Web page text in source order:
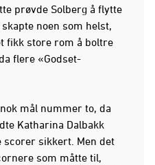
prøvde Solberg å flytte
noen som helst,
fikk store rom å boltre
flere «Godset-
mål nummer to, da
Katharina Dalbakk
scorer sikkert. Men det
som måtte til,